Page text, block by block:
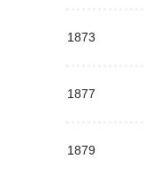
1873
1877
1879